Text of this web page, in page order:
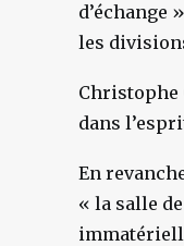
d’échange
les
Christophe
dans
En
« la salle